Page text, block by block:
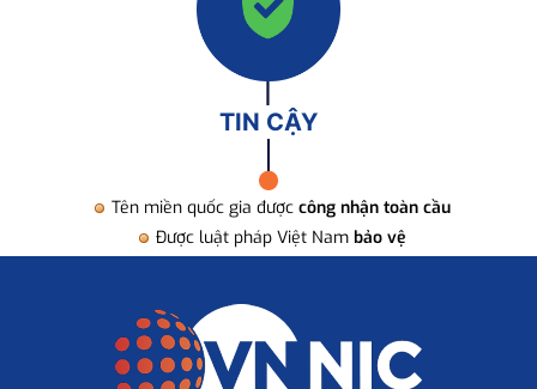
TIN CẬY
Tên miền quốc gia được công nhận toàn cầu
Được luật pháp Việt Nam bảo vệ